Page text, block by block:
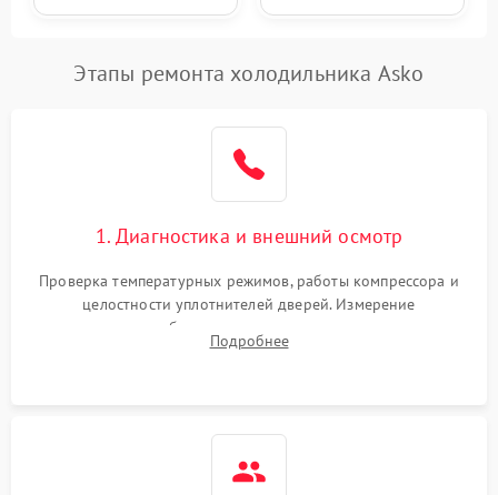
Этапы ремонта холодильника Asko
1. Диагностика и внешний осмотр
Проверка температурных режимов, работы компрессора и
целостности уплотнителей дверей. Измерение
сопротивления обмоток мотора, проверка термостата и
считывание кодов ошибок с электронного дисплея.
Подробнее